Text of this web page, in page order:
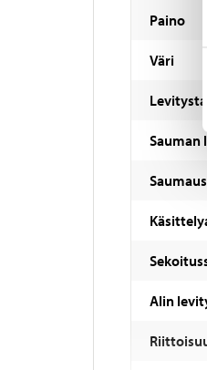
Paino
Väri
Sauman
Alin